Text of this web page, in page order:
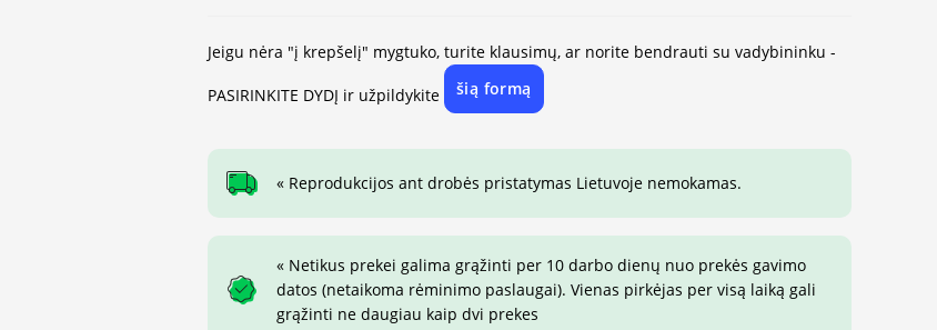
Jeigu nėra "į krepšelį" mygtuko, turite klausimų, ar norite bendrauti su vadybininku -
PASIRINKITE DYDĮ ir užpildykite šią formą
« Reprodukcijos ant drobės pristatymas Lietuvoje nemokamas.
« Netikus prekei galima grąžinti per 10 darbo dienų nuo prekės gavimo
datos (netaikoma rėminimo paslaugai). Vienas pirkėjas per visą laiką gali
grąžinti ne daugiau kaip dvi prekes